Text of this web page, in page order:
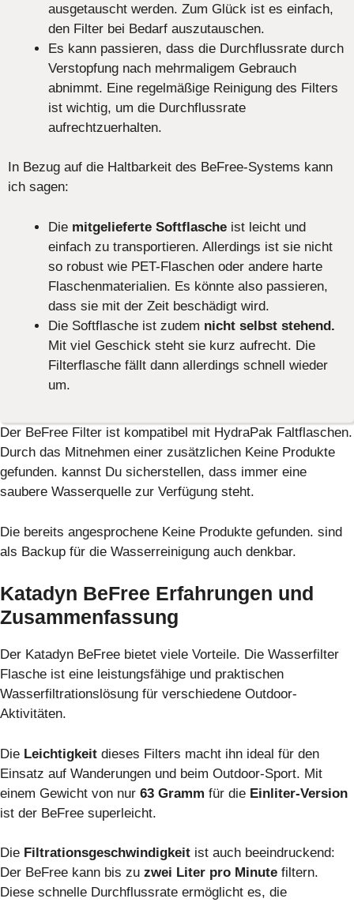
ausgetauscht werden. Zum Glück ist es einfach,
den Filter bei Bedarf auszutauschen.
Es kann passieren, dass die Durchflussrate durch
Verstopfung nach mehrmaligem Gebrauch
abnimmt. Eine regelmäßige Reinigung des Filters
ist wichtig, um die Durchflussrate
aufrechtzuerhalten.
In Bezug auf die Haltbarkeit des BeFree-Systems kann
ich sagen:
Die mitgelieferte Softflasche ist leicht und
einfach zu transportieren. Allerdings ist sie nicht
so robust wie PET-Flaschen oder andere harte
Flaschenmaterialien. Es könnte also passieren,
dass sie mit der Zeit beschädigt wird.
Die Softflasche ist zudem nicht selbst stehend.
Mit viel Geschick steht sie kurz aufrecht. Die
Filterflasche fällt dann allerdings schnell wieder
um.
Der BeFree Filter ist kompatibel mit HydraPak Faltflaschen.
Durch das Mitnehmen einer zusätzlichen Keine Produkte
gefunden. kannst Du sicherstellen, dass immer eine
saubere Wasserquelle zur Verfügung steht.
Die bereits angesprochene Keine Produkte gefunden. sind
als Backup für die Wasserreinigung auch denkbar.
Katadyn BeFree Erfahrungen und
Zusammenfassung
Der Katadyn BeFree bietet viele Vorteile. Die Wasserfilter
Flasche ist eine leistungsfähige und praktischen
Wasserfiltrationslösung für verschiedene Outdoor-
Aktivitäten.
Die Leichtigkeit dieses Filters macht ihn ideal für den
Einsatz auf Wanderungen und beim Outdoor-Sport. Mit
einem Gewicht von nur 63 Gramm für die Einliter-Version
ist der BeFree superleicht.
Die Filtrationsgeschwindigkeit ist auch beeindruckend:
Der BeFree kann bis zu zwei Liter pro Minute filtern.
Diese schnelle Durchflussrate ermöglicht es, die